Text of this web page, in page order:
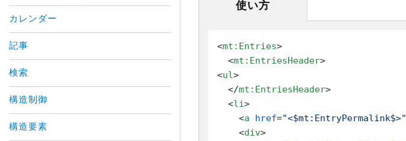
使い方
<mt:Entries>
<mt:EntriesHeader>
<ul>
</mt:EntriesHeader>
<li>
<a href="<$mt:EntryPermalink$>"
<div>
カレンダー
記事
検索
構造制御
構造要素